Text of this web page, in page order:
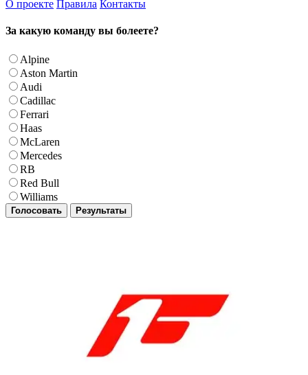
О проекте Правила Контакты
За какую команду вы болеете?
Alpine
Aston Martin
Audi
Cadillac
Ferrari
Haas
McLaren
Mercedes
RB
Red Bull
Williams
Голосовать Результаты